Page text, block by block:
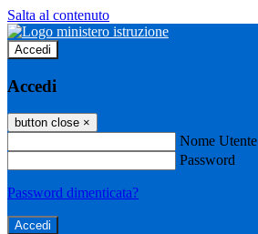
Salta al contenuto
Accedi
Accedi
button close ×
Nome Utente
Password
Password dimenticata?